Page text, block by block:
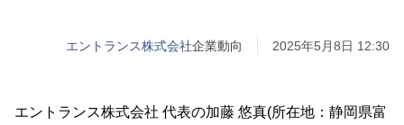
エントランス株式会社企業動向 2025年5月8日 12:30
エントランス株式会社 代表の加藤 悠真(所在地：静岡県富